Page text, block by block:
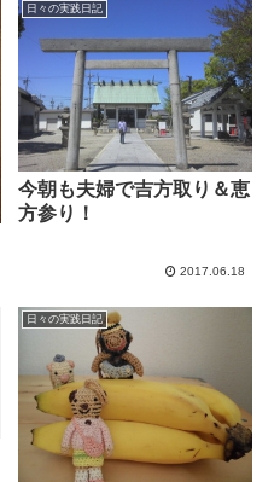
日々の実践日記
今朝も夫婦で吉方取り＆恵
方参り！
2017.06.18
日々の実践日記